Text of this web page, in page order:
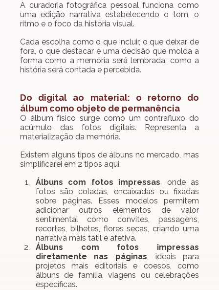
A curadoria fotográfica pessoal funciona como
uma edição narrativa estabelecendo o tom, o
ritmo e o foco da história visual.
Cada escolha como o que incluir, o que deixar de
fora, o que destacar é uma decisão que molda a
forma como a memória será lembrada, como a
história será contada e percebida.
Do digital ao material: o retorno do
álbum como objeto de permanência
O álbum físico surge como um contrafluxo do
acúmulo das fotos digitais. Representa a
materialização da memória.
Existem alguns tipos de álbuns no mercado, mas
simplificarei em 2 tipos aqui:
Álbuns com fotos impressas, onde as
fotos são coladas, encaixadas ou fixadas
sobre páginas. Esses modelos permitem
adicionar outros elementos de valor
sentimental como convites, passagens,
recortes, bilhetes, flores secas, criando uma
narrativa mais tátil e afetiva.
Álbuns com fotos impressas
diretamente nas páginas, ideais para
projetos mais editoriais e coesos, como
álbuns de família, viagens ou celebrações
específicas.